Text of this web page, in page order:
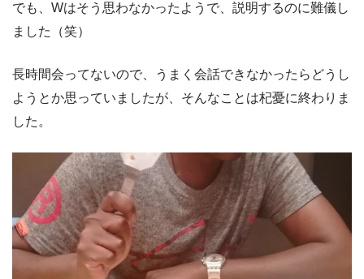
でも、Wはそう思わなかったようで、説明するのに難儀し
ました（笑）
長時間会ってないので、うまく会話できなかったらどうし
ようとか思っていましたが、そんなことは杞憂に終わりま
した。